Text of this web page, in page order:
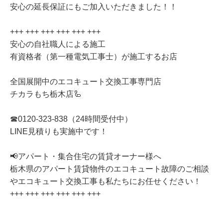
安心の延長保証にもご加入いただきました！！
+++ +++ +++ +++ +++ +++
安心の自社職人による施工
有資格者（第一種電気工事士）が施工するお店
全国展開中のエコキュート交換工事専門店
チカラもち栃木店🦾
☎0120-323-838（24時間受付中）
LINE見積りも実施中です！
📢アパート・集合住宅の賃貸オーナー様へ
栃木県のアパート賃貸物件のエコキュート故障のご相談
やエコキュート交換工事も私たちにお任せください！
+++ +++ +++ +++ +++ +++